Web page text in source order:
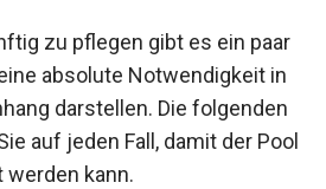
zu pflegen gibt es ein paar
absolute Notwendigkeit in
darstellen. Die folgenden
auf jeden Fall, damit der Pool
kann.